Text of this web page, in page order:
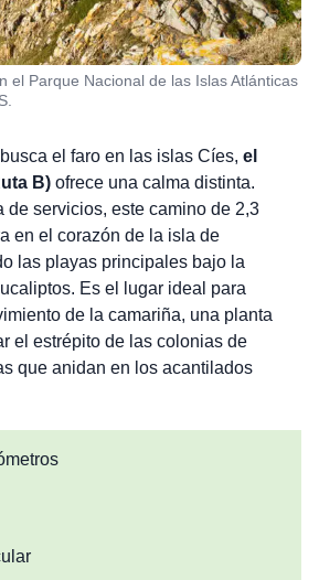
el Parque Nacional de las Islas Atlánticas
el faro en las islas Cíes, el
B)ofrece una calma distinta.
de servicios, este camino de 2,3
en el corazón de la isla de
las playas principales bajo la
Es el lugar ideal para
de la camariña, una planta
el estrépito de las colonias de
que anidan en los acantilados